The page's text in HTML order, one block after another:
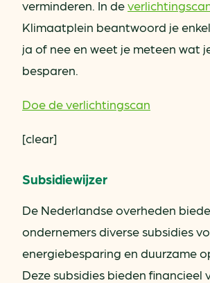
verminderen. In de
Klimaatplein beantwoord je
ja of nee en weet je meteen wat
besparen.
Doe de verlichtingscan
[clear]
Subsidiewijzer
De Nederlandse overheden
ondernemers diverse subsidies
energiebesparing en duurzame
Deze subsidies bieden financieel